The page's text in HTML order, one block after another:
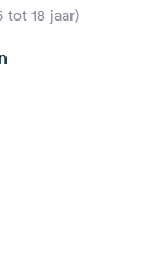
tot 18 jaar)